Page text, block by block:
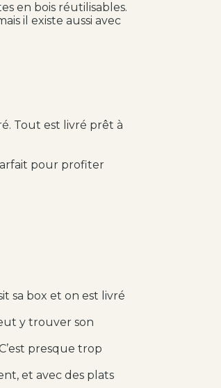
en bois réutilisables.
il existe aussi avec
Tout est livré prêt à
pour profiter
sa box et on est livré
y trouver son
presque trop
et avec des plats